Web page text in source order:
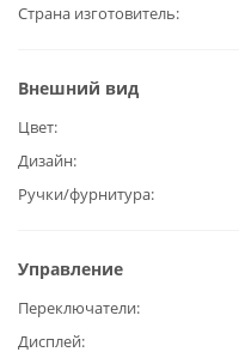
Страна изготовитель
Внешний вид
Цвет
Дизайн
Ручки/фурнитура
Управление
Переключатели
Дисплей